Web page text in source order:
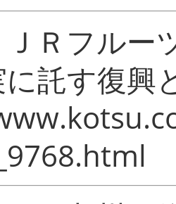
Ｒフルー
託す復興